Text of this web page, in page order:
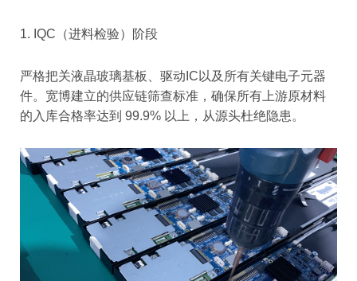
1. IQC（进料检验）阶段
严格把关液晶玻璃基板、驱动IC以及所有关键电子元器
件。宽博建立的供应链筛查标准，确保所有上游原材料
的入库合格率达到 99.9% 以上，从源头杜绝隐患。